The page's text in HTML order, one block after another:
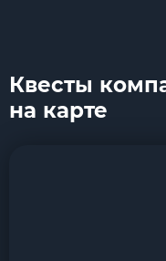
Квесты
на карте